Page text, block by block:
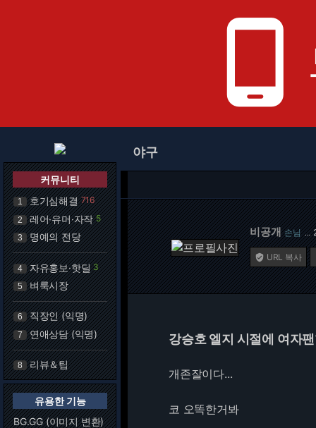
phone_android
커뮤니티
1 호기심해결 716
2 레어·유머·자작 5
3 명예의 전당
4 자유홍보·핫딜 3
5 벼룩시장
6 직장인 (익명)
7 연애상담 (익명)
8 리뷰＆팁
유용한 기능
BG.GG (이미지 변환)
야구
비공개 손님 …
 URL 복사
강승호 엘지 시절에 여자
개존잘이다...
코 오똑한거봐